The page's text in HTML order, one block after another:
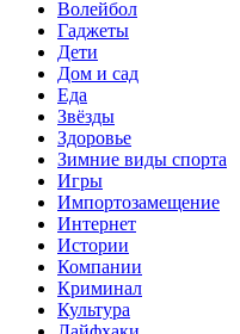
Волейбол
Гаджеты
Дети
Дом и сад
Еда
Звёзды
Здоровье
Зимние виды спорта
Игры
Импортозамещение
Интернет
Истории
Компании
Криминал
Культура